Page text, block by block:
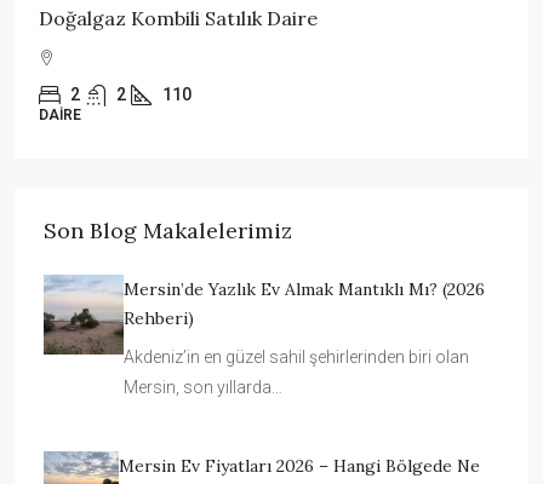
Doğalgaz Kombili Satılık Daire
2 2 110
DAIRE
Son Blog Makalelerimiz
Mersin’de Yazlık Ev Almak Mantıklı Mı? (2026
Rehberi)
Akdeniz’in en güzel sahil şehirlerinden biri olan
Mersin, son yıllarda…
Mersin Ev Fiyatları 2026 – Hangi Bölgede Ne